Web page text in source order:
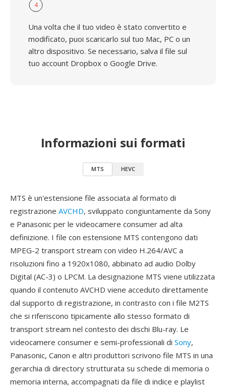
4
Una volta che il tuo video è stato convertito e
modificato, puoi scaricarlo sul tuo Mac, PC o un
altro dispositivo. Se necessario, salva il file sul
tuo account Dropbox o Google Drive.
Informazioni sui formati
MTS HEVC
MTS è un'estensione file associata al formato di
registrazione AVCHD, sviluppato congiuntamente da Sony
e Panasonic per le videocamere consumer ad alta
definizione. I file con estensione MTS contengono dati
MPEG-2 transport stream con video H.264/AVC a
risoluzioni fino a 1920x1080, abbinato ad audio Dolby
Digital (AC-3) o LPCM. La designazione MTS viene utilizzata
quando il contenuto AVCHD viene acceduto direttamente
dal supporto di registrazione, in contrasto con i file M2TS
che si riferiscono tipicamente allo stesso formato di
transport stream nel contesto dei dischi Blu-ray. Le
videocamere consumer e semi-professionali di Sony,
Panasonic, Canon e altri produttori scrivono file MTS in una
gerarchia di directory strutturata su schede di memoria o
memoria interna, accompagnati da file di indice e playlist